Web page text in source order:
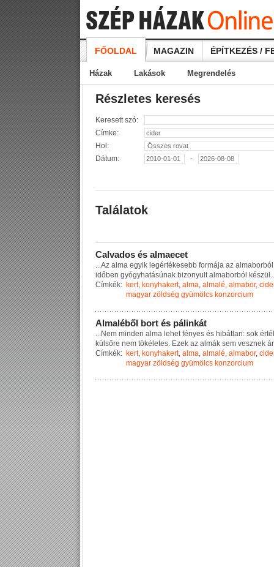
FŐOLDAL MAGAZIN ÉPÍTKEZÉS /
Házak Lakások Megrendelés
Részletes keresés
Keresett szó:
Címke:
Hol:
Dátum:
-
Találatok
Calvados és almaecet
...Az a ma egyi k egérté kesebb formája az a maborbó
időben gyógyhatásúnak bizonyu t a maborbó készü
Címkék: kert, konyhakert, alma, almalé, almabor,
magyar zöldség gyümölcs konzorcium
Almaléből bort és pálinkát
...Nem minden a ma e het fényes és hibátlan: sok érté
kü sőre nem töké etes. Eze k az a mák sem veszne k á
Címkék: kert, konyhakert, alma, almalé, almabor,
magyar zöldség gyümölcs konzorcium